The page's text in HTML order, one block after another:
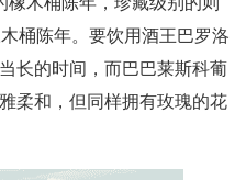
桶陈年。要饮用酒王巴罗洛
长的时间，而巴巴莱斯科葡
柔和，但同样拥有玫瑰的花